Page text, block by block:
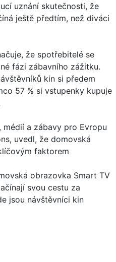
uznání skutečnosti, že
ještě předtím, než diváci
že spotřebitelé se
fázi zábavního zážitku.
kin si předem
57 % si vstupenky kupuje
a zábavy pro Evropu
uvedl, že domovská
faktorem
obrazovka Smart TV
svou cestu za
jsou návštěvníci kin